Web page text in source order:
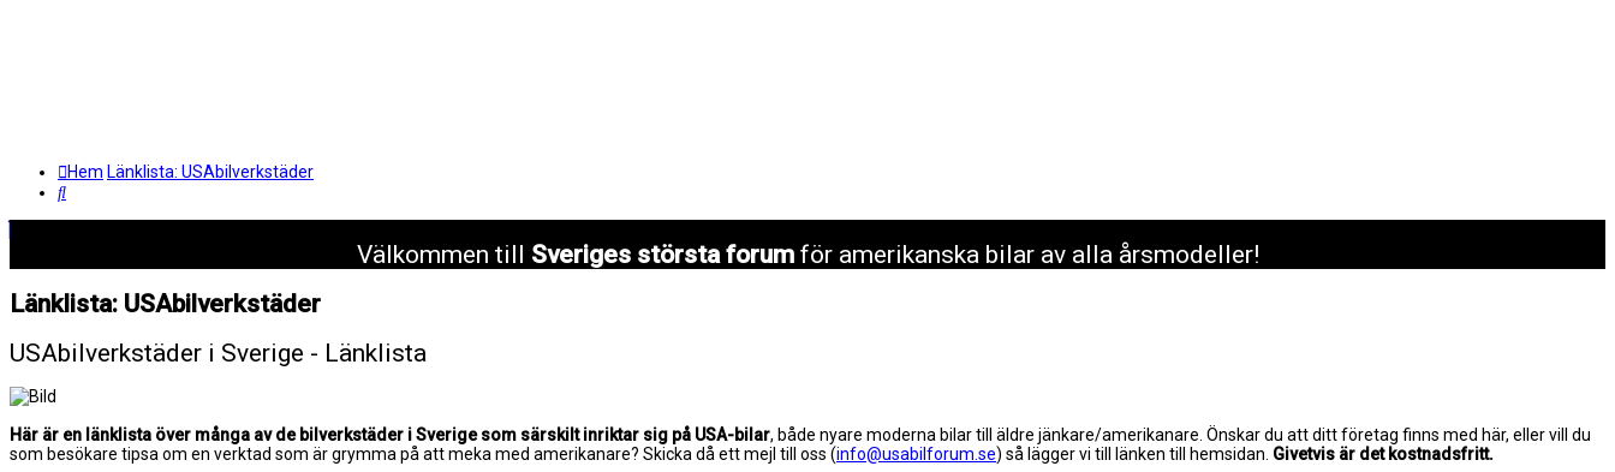
Hem Länklista: USAbilverkstäder
Sök
Välkommen till Sveriges största forumför amerikanska bilar av alla årsmodeller!
Länklista: USAbilverkstäder
USAbilverkstäder i Sverige - Länklista
Här är en länklista över många av de bilverkstäder i Sverige som särskilt inriktar sig på USA-bilar, både nyare moderna bilar till äldre jänkare/amerikanare. Önskar du att ditt företag finns med här, eller vill du
som besökare tipsa om en verktad som är grymma på att meka med amerikanare? Skicka då ett mejl till oss (info@usabilforum.se) så lägger vi till länken till hemsidan. Givetvis är det kostnadsfritt.